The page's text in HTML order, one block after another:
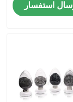
استفسار